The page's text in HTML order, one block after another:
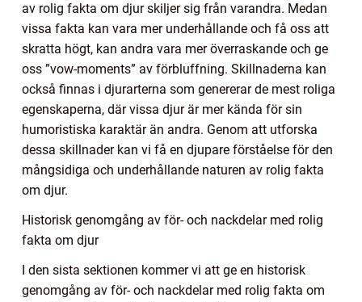
av rolig fakta om djur skiljer sig från varandra. Medan
vissa fakta kan vara mer underhållande och få oss att
skratta högt, kan andra vara mer överraskande och ge
oss ”vow-moments” av förbluffning. Skillnaderna kan
också finnas i djurarterna som genererar de mest roliga
egenskaperna, där vissa djur är mer kända för sin
humoristiska karaktär än andra. Genom att utforska
dessa skillnader kan vi få en djupare förståelse för den
mångsidiga och underhållande naturen av rolig fakta
om djur.
Historisk genomgång av för- och nackdelar med rolig
fakta om djur
I den sista sektionen kommer vi att ge en historisk
genomgång av för- och nackdelar med rolig fakta om